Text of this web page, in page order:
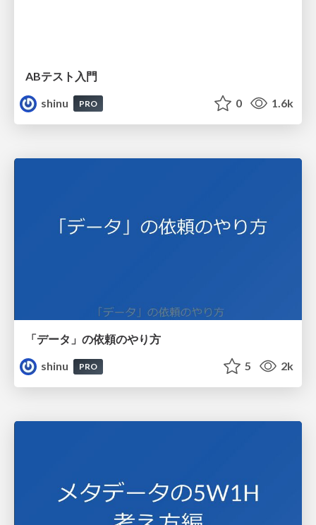
ABテスト入門
shinu
PRO 0 1.6k
「データ」の依頼のやり方
shinu
PRO 5 2k